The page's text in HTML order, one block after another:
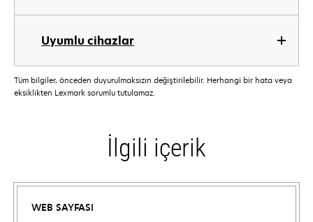
Uyumlu cihazlar
Tüm bilgiler, önceden duyurulmaksızın değiştirilebilir. Herhangi bir hata veya
eksiklikten Lexmark sorumlu tutulamaz.
İlgili içerik
WEB SAYFASI